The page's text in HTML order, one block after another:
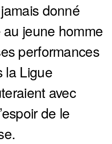
donné
jeune homme
performances
la Ligue
avec
de le